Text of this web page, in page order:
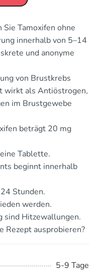
Tamoxifen ohne
innerhalb von 5–14
und anonyme
von Brustkrebs
wirkt als Antiöstrogen,
im Brustgewebe
beträgt 20 mg
Tablette.
beginnt innerhalb
Stunden.
werden.
sind Hitzewallungen.
Rezept ausprobieren?
5-9 Tage